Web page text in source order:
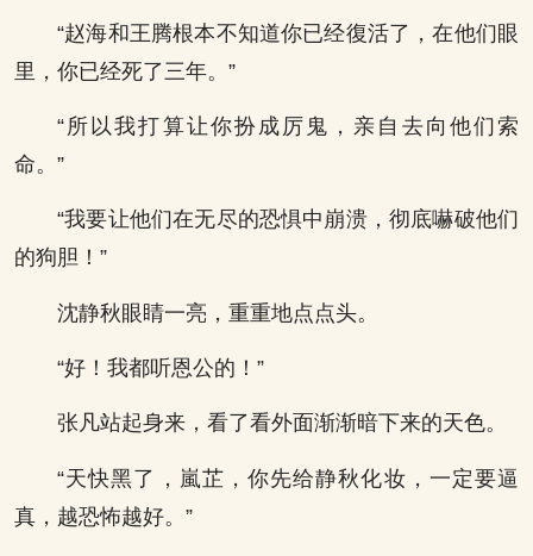
“赵海和王腾根本不知道你已经復活了，在他们眼
里，你已经死了三年。”
“所以我打算让你扮成厉鬼，亲自去向他们索
命。”
“我要让他们在无尽的恐惧中崩溃，彻底嚇破他们
的狗胆！”
沈静秋眼睛一亮，重重地点点头。
“好！我都听恩公的！”
张凡站起身来，看了看外面渐渐暗下来的天色。
“天快黑了，嵐芷，你先给静秋化妆，一定要逼
真，越恐怖越好。”